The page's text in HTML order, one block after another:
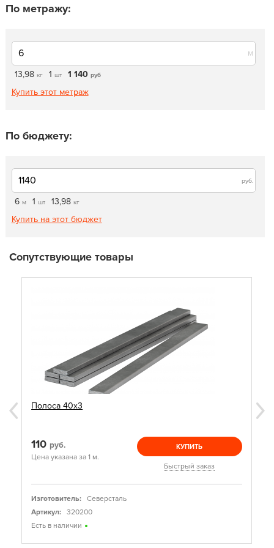
По метражу:
м
13,98 кг 1 шт 1 140 руб
Купить этот метраж
По бюджету:
руб.
6 м 1 шт 13,98 кг
Купить на этот бюджет
Сопутствующие товары
Полоса 40х3
110 руб.
Цена указана за 1 м.
КУПИТЬ
Быстрый заказ
Изготовитель:
Северсталь
Артикул:
320200
Есть в наличии